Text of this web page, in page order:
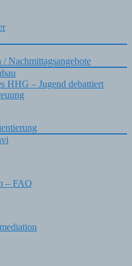
Nachmittagsangebote
HHG – Jugend debattiert
– FAQ